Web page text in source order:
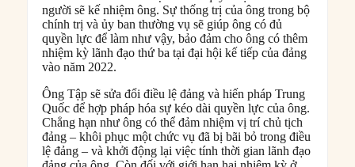
người sẽ kế nhiệm ông. Sự thống trị của ông trong bộ
chính trị và ủy ban thường vụ sẽ giúp ông có đủ
quyền lực để làm như vậy, bảo đảm cho ông có thêm
nhiệm kỳ lãnh đạo thứ ba tại đại hội kế tiếp của đảng
vào năm 2022.
Ông Tập sẽ sửa đổi điều lệ đảng và hiến pháp Trung
Quốc để hợp pháp hóa sự kéo dài quyền lực của ông.
Chẳng hạn như ông có thể đảm nhiệm vị trí chủ tịch
đảng – khôi phục một chức vụ đã bị bãi bỏ trong điều
lệ đảng – và khởi động lại việc tính thời gian lãnh đạo